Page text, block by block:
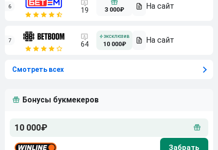
6 19 3 000₽
7 64 10 000₽
Смотреть всех
Бонусы букмекеров
10 000₽